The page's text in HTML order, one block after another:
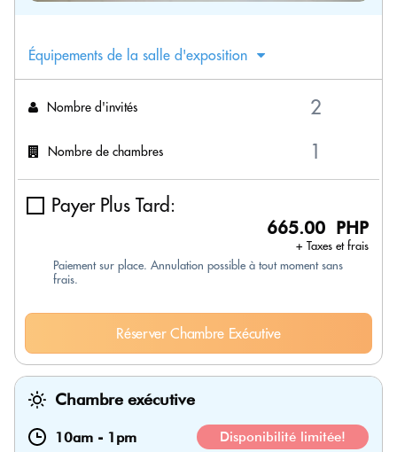
Équipements de la salle d'exposition
Nombre d'invités
Nombre de chambres
Payer Plus Tard:
665.00 PHP
+ Taxes et frais
Paiement sur place. Annulation possible à tout moment sans
frais.
Réserver Chambre Exécutive
Chambre exécutive
10am - 1pm Disponibilité limitée!